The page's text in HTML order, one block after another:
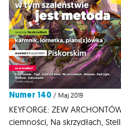
Numer 140 / Maj 2019
KEYFORGE: ZEW
ciemności, Na skrzydłach,